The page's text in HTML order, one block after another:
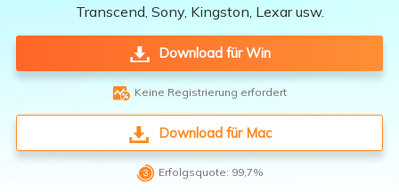
Transcend, Sony, Kingston, Lexar usw.
Download für Win
 Keine Registrierung erfordert
Download für Mac
 Erfolgsquote: 99,7%